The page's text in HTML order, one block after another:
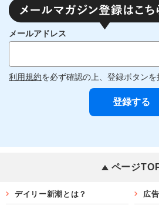
メールアドレス
利用規約を必ず確認の上、登録ボタンを
ページ
デイリー新潮とは？ 広